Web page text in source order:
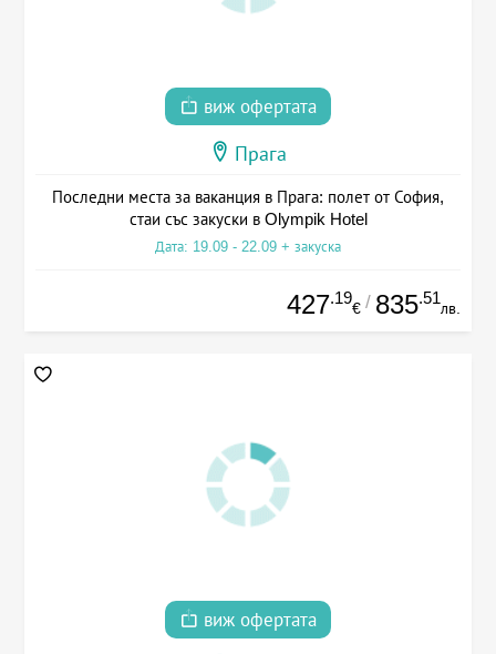
виж офертата
Прага
Последни места за ваканция в Прага: полет от София,
стаи със закуски в Olympik Hotel
Дата: 19.09 - 22.09 + закуска
427.19
€ / 835.51
лв.
виж офертата